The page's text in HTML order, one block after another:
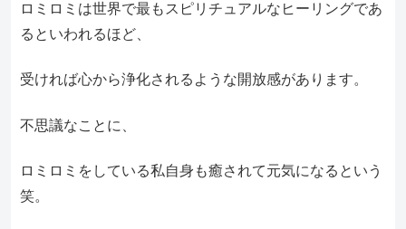
ロミロミは世界で最もスピリチュアルなヒーリングであ
るといわれるほど、
受ければ心から浄化されるような開放感があります。
不思議なことに、
ロミロミをしている私自身も癒されて元気になるという
笑。